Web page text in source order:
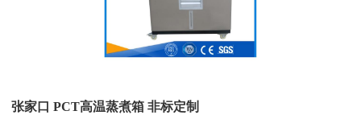
张家口 PCT高温蒸煮箱 非标定制